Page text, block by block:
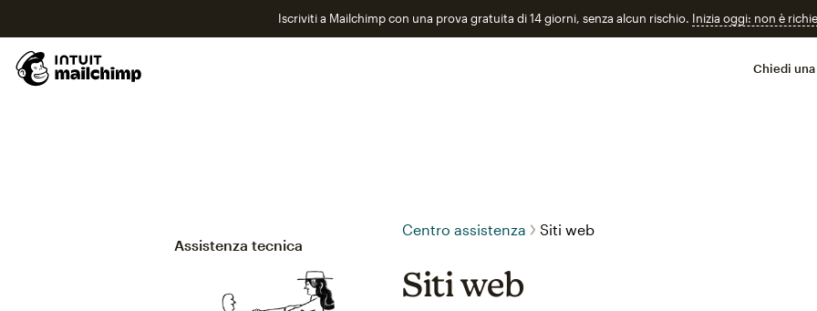
Iscriviti a Mailchimp con una prova gratuita di 14 giorni, senza alcun rischio. Inizia oggi: non è
Chiedi
Centro assistenza Siti web
Siti web
Assistenza tecnica